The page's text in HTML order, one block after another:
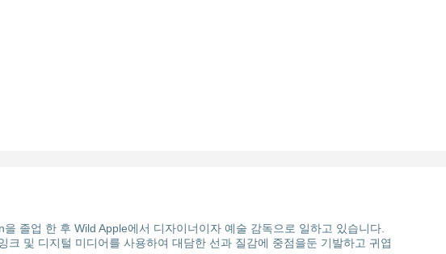
졸업 한 후 Wild Apple에서 디자이너이자 예술 감독으로 일하고 있습니다.
및 디지털 미디어를 사용하여 대담한 선과 질감에 중점을둔 기발하고 귀엽